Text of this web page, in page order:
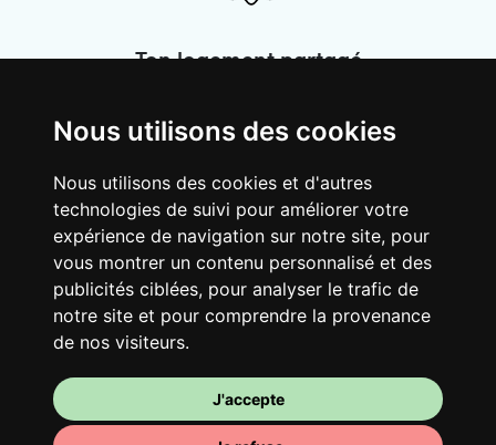
Nous utilisons des cookies
Nous utilisons des cookies et d'autres
technologies de suivi pour améliorer votre
expérience de navigation sur notre site, pour
vous montrer un contenu personnalisé et des
publicités ciblées, pour analyser le trafic de
notre site et pour comprendre la provenance
de nos visiteurs.
J'accepte
Ton logement partagé
vaste maison rénovée dans un quartier
spirirt et mauvaise humeur du matin… Loft
Story, mais en mieux !